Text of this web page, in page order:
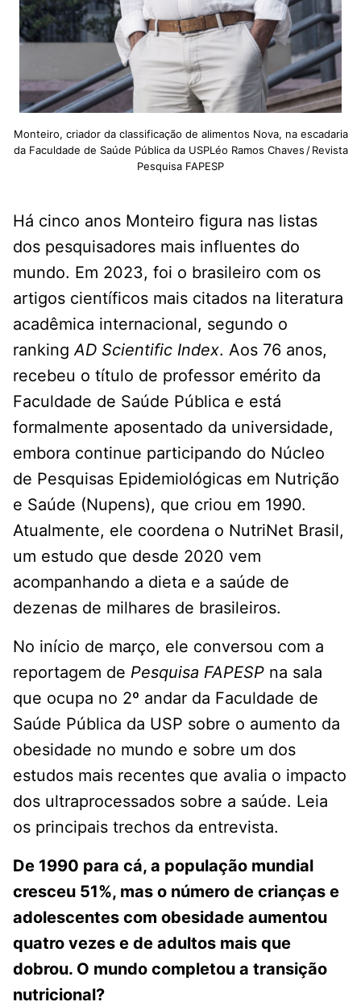
Monteiro, criador da classificação de alimentos Nova, na escadaria
da Faculdade de Saúde Pública da USPLéo Ramos Chaves / Revista
Pesquisa FAPESP
Há cinco anos Monteiro figura nas listas
dos pesquisadores mais influentes do
mundo. Em 2023, foi o brasileiro com os
artigos científicos mais citados na literatura
acadêmica internacional, segundo o
rankingAD Scientific Index. Aos 76 anos,
recebeu o título de professor emérito da
Faculdade de Saúde Pública e está
formalmente aposentado da universidade,
embora continue participando do Núcleo
de Pesquisas Epidemiológicas em Nutrição
e Saúde (Nupens), que criou em 1990.
Atualmente, ele coordena o NutriNet Brasil,
um estudo que desde 2020 vem
acompanhando a dieta e a saúde de
dezenas de milhares de brasileiros.
No início de março, ele conversou com a
reportagem de Pesquisa FAPESP na sala
que ocupa no 2º andar da Faculdade de
Saúde Pública da USP sobre o aumento da
obesidade no mundo e sobre um dos
estudos mais recentes que avalia o impacto
dos ultraprocessados sobre a saúde. Leia
os principais trechos da entrevista.
De 1990 para cá, a população mundial
cresceu 51%, mas o número de crianças e
adolescentes com obesidade aumentou
quatro vezes e de adultos mais que
dobrou. O mundo completou a transição
nutricional?